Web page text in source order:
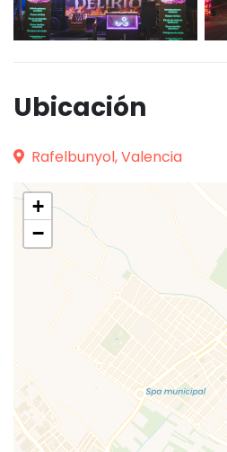
Ubicación
Rafelbunyol, Valencia
+
−